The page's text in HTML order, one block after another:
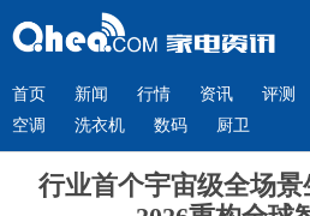
首页 新闻 行情 资讯 评测
空调
洗衣机 数码 厨卫
行业首个宇宙级全场